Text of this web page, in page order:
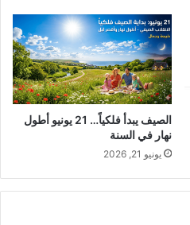
الصيف يبدأ فلكياً… 21 يونيو أطول
نهار في السنة
يونيو 21, 2026